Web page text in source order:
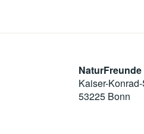
Kaiser-
53225 Bonn